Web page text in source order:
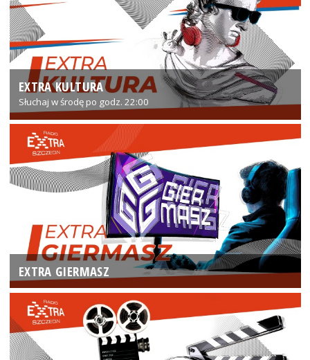
EXTRA KULTURA
Słuchaj w środę po godz. 22:00
EXTRA GIERMASZ